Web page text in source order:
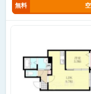
無料